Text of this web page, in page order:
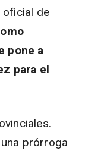
oficial de
pone a
para el
prórroga